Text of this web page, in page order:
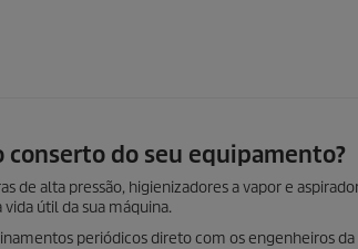
conserto do seu equipamento?
de alta pressão, higienizadores a vapor e
útil da sua máquina.
periódicos direto com os engenheiros